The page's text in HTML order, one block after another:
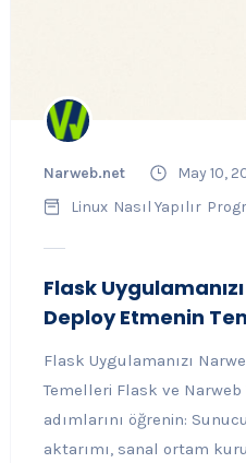
Narweb.net
May 10,
Linux Nasıl Yapılır
Flask
Deploy Etmenin
Flask Uygulamanızı
Temelleri Flask ve
adımlarını öğrenin:
aktarımı, sanal ortam